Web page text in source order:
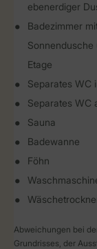
ebenerdiger
Badezimmer
Etage
Separates WC
Separates WC
Sauna
Badewanne
Föhn
Abweichungen bei
Grundrisses, der